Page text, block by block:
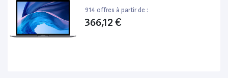
914 offres à partir de :
366,12 €